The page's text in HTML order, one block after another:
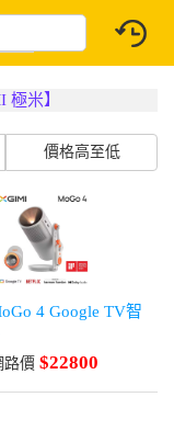
極米】
價格高至低
4 Google TV智
路價 $22800